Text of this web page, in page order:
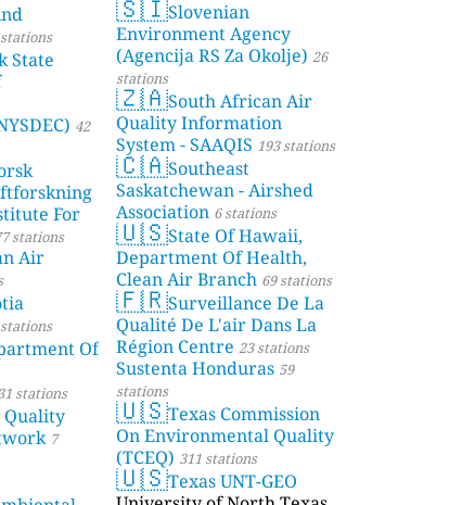
stations
State
42
For
stations
Air
Of
stations
Quality
7
🇸🇮Slovenian
Environment Agency
(Agencija RS Za Okolje) 26
stations
🇿🇦South African Air
Quality Information
System - SAAQIS 193 stations
🇨🇦Southeast
Saskatchewan - Airshed
Association 6 stations
🇺🇸State Of Hawaii,
Department Of Health,
Clean Air Branch 69 stations
🇫🇷Surveillance De La
Qualité De L'air Dans La
Région Centre 23 stations
Sustenta Honduras 59
stations
🇺🇸Texas Commission
On Environmental Quality
(TCEQ) 311 stations
🇺🇸Texas UNT-GEO